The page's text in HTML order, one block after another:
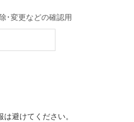
･変更などの確認用
避けてください。